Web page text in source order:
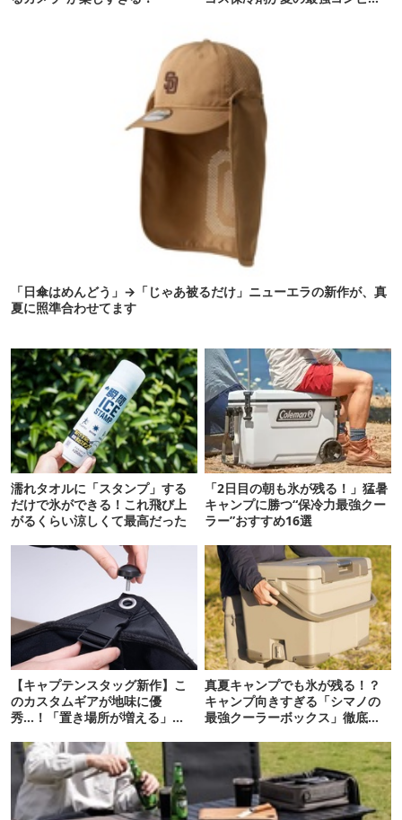
「日傘はめんどう」→「じゃあ被るだけ」ニューエラの新作が、真
夏に照準合わせてます
濡れタオルに「スタンプ」する
だけで氷ができる！これ飛び上
がるくらい涼しくて最高だった
「2日目の朝も氷が残る！」猛暑
キャンプに勝つ“保冷力最強クー
ラー”おすすめ16選
【キャプテンスタッグ新作】こ
のカスタムギアが地味に優
秀…！「置き場所が増える」
真夏キャンプでも氷が残る！？
キャンプ向きすぎる「シマノの
最強クーラーボックス」徹底解